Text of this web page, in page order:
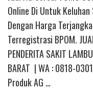
Online Di Untuk
Dengan Harga
Terregistrasi BPOM.
PENDERITA SAKIT
BARAT | WA : 0818-
Produk AG …